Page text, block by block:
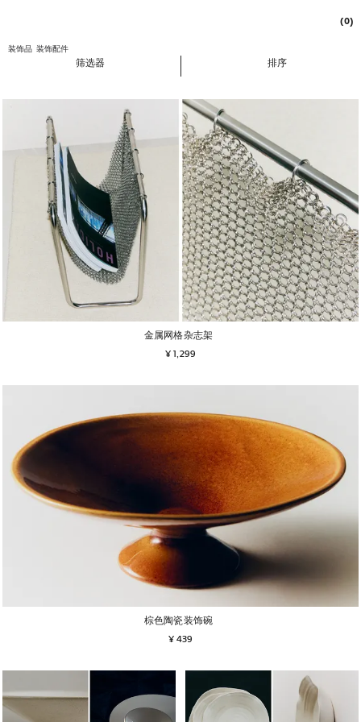
(0)
装饰品 装饰配件
筛选器 排序
金属网格杂志架
¥ 1,299
棕色陶瓷装饰碗
¥ 439